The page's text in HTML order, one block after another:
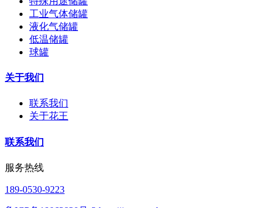
工业气体储罐
液化气储罐
低温储罐
球罐
关于我们
联系我们
关于花王
联系我们
服务热线
189-0530-9223